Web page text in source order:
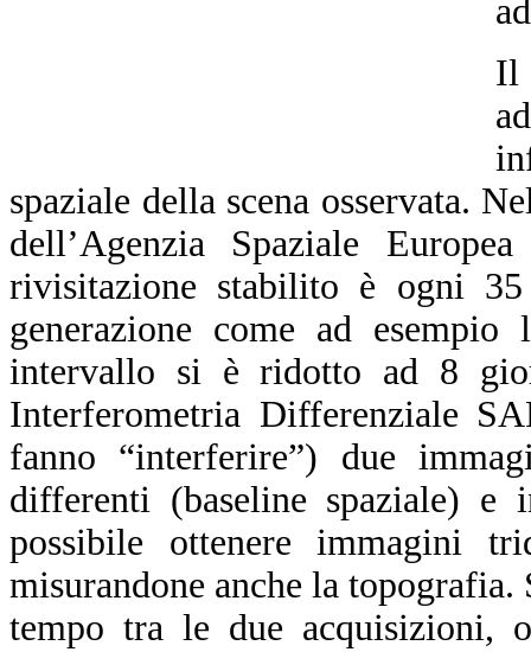
Il
spaziale della scena osservata.
dell’Agenzia Spaziale
rivisitazione stabilito è ogni
generazione come ad
intervallo si è ridotto ad 8
Interferometria Differenziale
fanno “interferire”) due
differenti (baseline spaziale) e
possibile ottenere immagini
misurandone anche la
tempo tra le due acquisizioni,